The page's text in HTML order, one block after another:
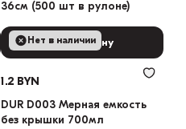
36см (500 шт в рулоне)
В корзину
Нет в наличии
1.2 BYN
DUR D003 Мерная емкость
без крышки 700мл